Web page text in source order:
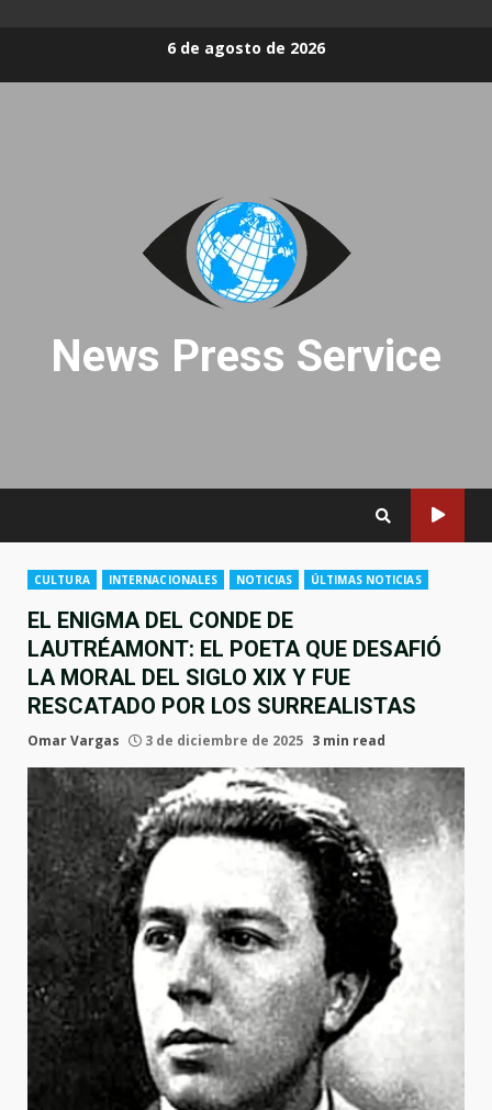
6 de agosto de 2026
News Press Service
CULTURA INTERNACIONALES NOTICIAS ÚLTIMAS NOTICIAS
EL ENIGMA DEL CONDE DE
LAUTRÉAMONT: EL POETA QUE DESAFIÓ
LA MORAL DEL SIGLO XIX Y FUE
RESCATADO POR LOS SURREALISTAS
Omar Vargas 3 de diciembre de 2025 3 min read